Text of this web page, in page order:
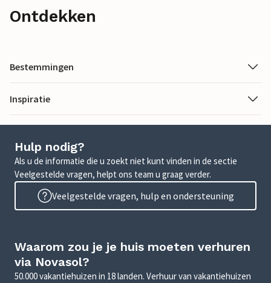
Ontdekken
Bestemmingen
Inspiratie
Hulp nodig?
Als u de informatie die u zoekt niet kunt vinden in de sectie
Veelgestelde vragen, helpt ons team u graag verder.
Veelgestelde vragen, hulp en ondersteuning
Waarom zou je je huis moeten verhuren
via Novasol?
50.000 vakantiehuizen in 18 landen. Verhuur van vakantiehuizen